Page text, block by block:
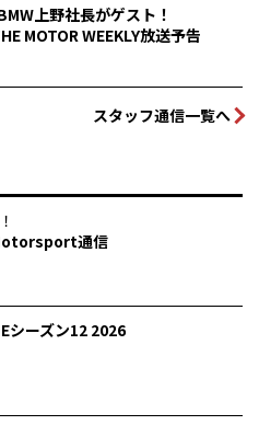
上野社長がゲスト！
MOTOR WEEKLY放送予告
スタッフ通信一覧へ
通信
シーズン12 2026